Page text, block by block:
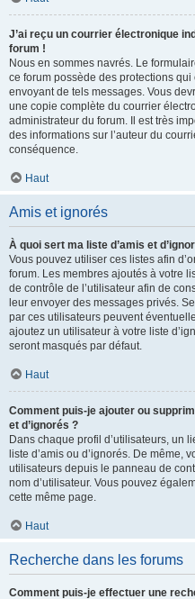
J’ai reçu un courrier électronique
forum !
Nous en sommes navrés. Le
ce forum possède des protections
envoyant de tels messages. Vous
une copie complète du courrier
administrateur du forum. Il est très
des informations sur l’auteur du
conséquence.
Haut
Amis et ignorés
À quoi sert ma liste d’amis et
Vous pouvez utiliser ces listes afin
forum. Les membres ajoutés à votre
de contrôle de l’utilisateur afin de
leur envoyer des messages privés.
par ces utilisateurs peuvent
ajoutez un utilisateur à votre liste
seront masqués par défaut.
Haut
Comment puis-je ajouter ou
et d’ignorés ?
Dans chaque profil d’utilisateurs, un
liste d’amis ou d’ignorés. De même,
utilisateurs depuis le panneau de
nom d’utilisateur. Vous pouvez
cette même page.
Haut
Recherche dans les forums
Comment puis-je effectuer une